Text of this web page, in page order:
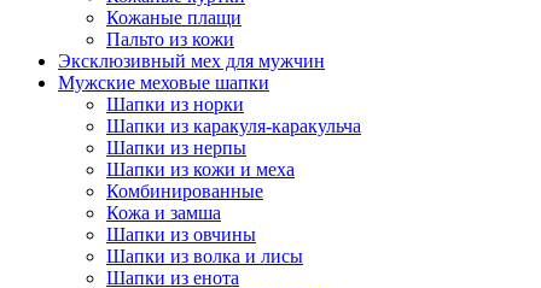
Кожаные плащи
Пальто из кожи
Эксклюзивный мех для мужчин
Мужские меховые шапки
Шапки из норки
Шапки из каракуля-каракульча
Шапки из нерпы
Шапки из кожи и меха
Комбинированные
Кожа и замша
Шапки из овчины
Шапки из волка и лисы
Шапки из енота